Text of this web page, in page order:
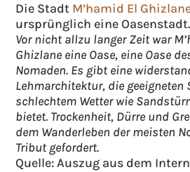
Die Stadt M’hamid El
ursprünglich eine Oasenstadt.
Vor nicht allzu langer Zeit war
Ghizlane eine Oase, eine Oase
Nomaden. Es gibt eine
Lehmarchitektur, die geeigneten
schlechtem Wetter wie
bietet. Trockenheit, Dürre und
dem Wanderleben der meisten
Tribut gefordert.
Quelle: Auszug aus dem